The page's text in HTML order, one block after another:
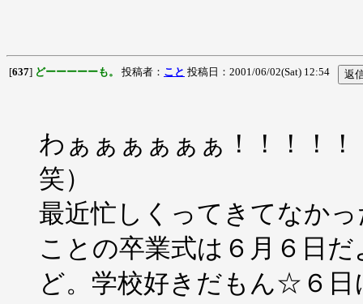
[637] どーーーーーも。 投稿者： こと 投稿日：2001/06/02(Sat) 12:54
わぁぁぁぁぁぁ！！！！
笑）
最近忙しくってきてなか
ことの卒業式は６月６日
ど。学校好きだもん☆６日